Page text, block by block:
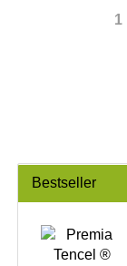
1
Bestseller